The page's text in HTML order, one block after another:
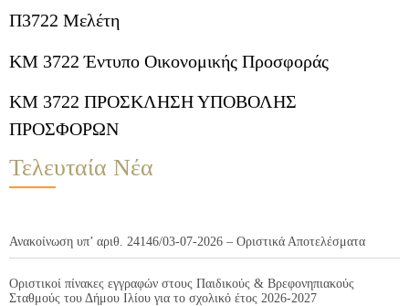
Π3722 Μελέτη
ΚΜ 3722 Έντυπο Οικονομικής Προσφοράς
ΚΜ 3722 ΠΡΟΣΚΛΗΣΗ ΥΠΟΒΟΛΗΣ
ΠΡΟΣΦΟΡΩΝ
Τελευταία Νέα
Ανακοίνωση υπ’ αριθ. 24146/03-07-2026 – Οριστικά Αποτελέσματα
Οριστικοί πίνακες εγγραφών στους Παιδικούς & Βρεφονηπιακούς
Σταθμούς του Δήμου Ιλίου για το σχολικό έτος 2026-2027